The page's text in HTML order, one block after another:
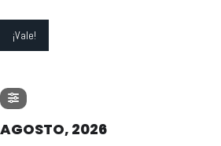
AGOSTO, 2026